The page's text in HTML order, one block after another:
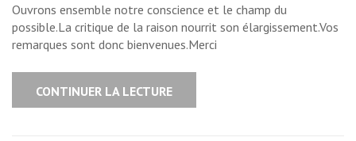
Ouvrons ensemble notre conscience et le champ du
possible.La critique de la raison nourrit son élargissement.Vos
remarques sont donc bienvenues.Merci
CONTINUER LA LECTURE